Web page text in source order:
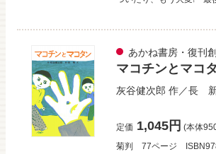
あかね書房・復刊
マコチンとマコ
灰谷健次郎 作／長
定価 1,045円 (本体
菊判
77ページ